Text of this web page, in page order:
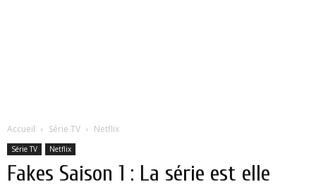
Accueil Série TV Netflix
Série TV Netflix
Fakes Saison 1 : La série est elle